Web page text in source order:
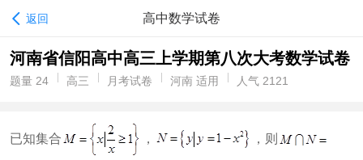
返回 高中数学试卷
河南省信阳高中高三上学期第八次大考数学试卷
题量 24 高三 月考试卷 河南 适用 人气 2121
已知集合 ， ，则